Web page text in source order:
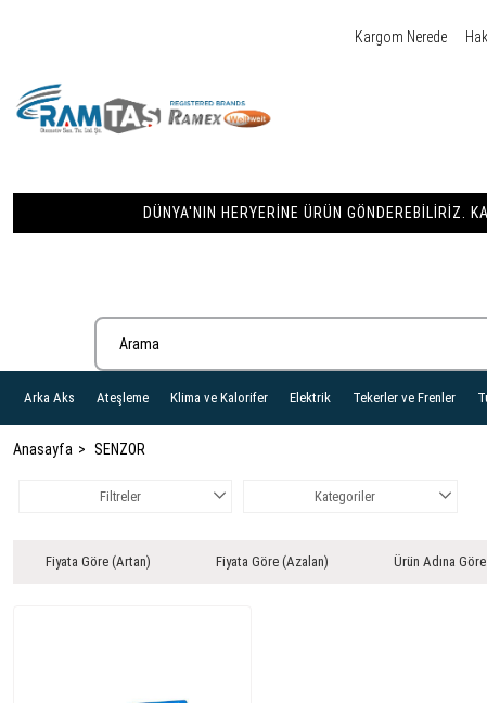
Kargom Nerede
DÜNYA'NIN HERYERINE ÜRÜN GÖNDEREBILIRIZ.
Arka Aks Ateşleme Klima ve Kalorifer Elektrik Tekerler ve Frenler
Anasayfa SENZOR
Filtreler Kategoriler
Fiyata Göre (Artan) Fiyata Göre (Azalan) Ürün Adına